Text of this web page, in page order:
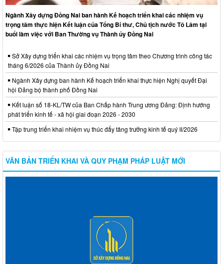
Ngành Xây dựng Đồng Nai ban hành Kế hoạch triển khai các nhiệm vụ
trọng tâm thực hiện Kết luận của Tổng Bí thư, Chủ tịch nước Tô Lâm tại
buổi làm việc với Ban Thường vụ Thành ủy Đồng Nai
Sở Xây dựng triển khai các nhiệm vụ trọng tâm theo Chương trình công tác
tháng 6/2026 của Thành ủy Đồng Nai
Ngành Xây dựng ban hành Kế hoạch triển khai thực hiện Nghị quyết Đại
hội Đảng bộ thành phố Đồng Nai
Kết luận số 18-KL/TW của Ban Chấp hành Trung ương Đảng: Định hướng
phát triển kinh tế - xã hội giai đoạn 2026 - 2030
Tập trung triển khai nhiệm vụ thúc đẩy tăng trưởng kinh tế quý II/2026
VĂN BẢN TRIỂN KHAI VÀ QUY PHẠM PHÁP LUẬT MỚI